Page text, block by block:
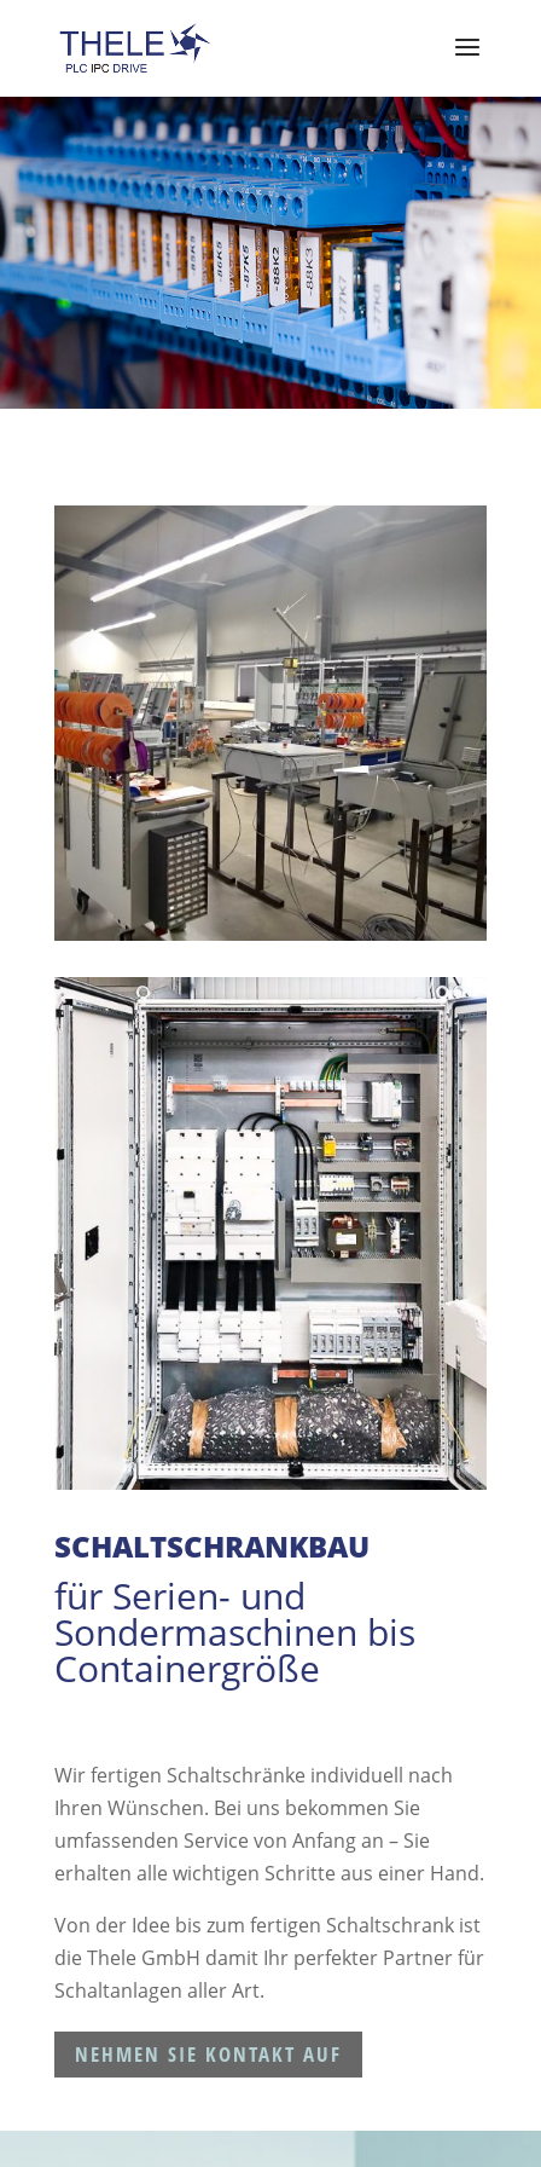
SCHALTSCHRANKBAU
für Serien- und
Sondermaschinen bis
Containergröße
Wir fertigen Schaltschränke individuell nach
Ihren Wünschen. Bei uns bekommen Sie
umfassenden Service von Anfang an – Sie
erhalten alle wichtigen Schritte aus einer Hand.
Von der Idee bis zum fertigen Schaltschrank ist
die Thele GmbH damit Ihr perfekter Partner für
Schaltanlagen aller Art.
NEHMEN SIE KONTAKT AUF